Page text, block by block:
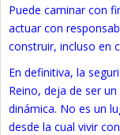
Puede caminar con
actuar con
construir, incluso en
En definitiva, la
Reino, deja de ser
dinámica. No es un
desde la cual vivir